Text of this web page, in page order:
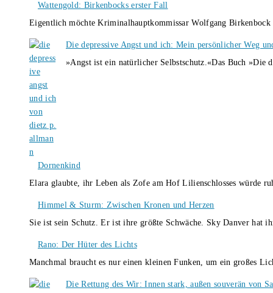
Wattengold: Birkenbocks erster Fall
Eigentlich möchte Kriminalhauptkommissar Wolfgang
Die depressive Angst und ich: Mein persönlicher Weg
»Angst ist ein natürlicher Selbstschutz.«Das Buch
Dornenkind
Elara glaubte, ihr Leben als Zofe am Hof Lilienschlosses würde
Himmel & Sturm: Zwischen Kronen und Herzen
Sie ist sein Schutz. Er ist ihre größte Schwäche. Sky Danver
Rano: Der Hüter des Lichts
Manchmal braucht es nur einen kleinen Funken, um ein großes
Die Rettung des Wir: Innen stark, außen souverän von